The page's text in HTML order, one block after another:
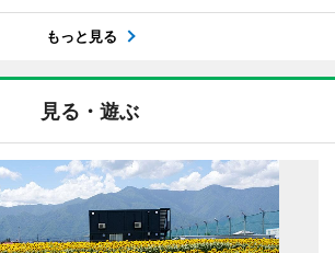
もっと見る
見る・遊ぶ